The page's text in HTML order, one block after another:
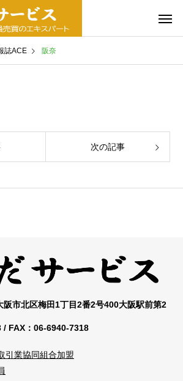
誌ACE 阪奈
次の記事
市北区梅田1丁目2番2号400大阪駅前第2
/ FAX： 06-6940-7318
引業協同組合加盟